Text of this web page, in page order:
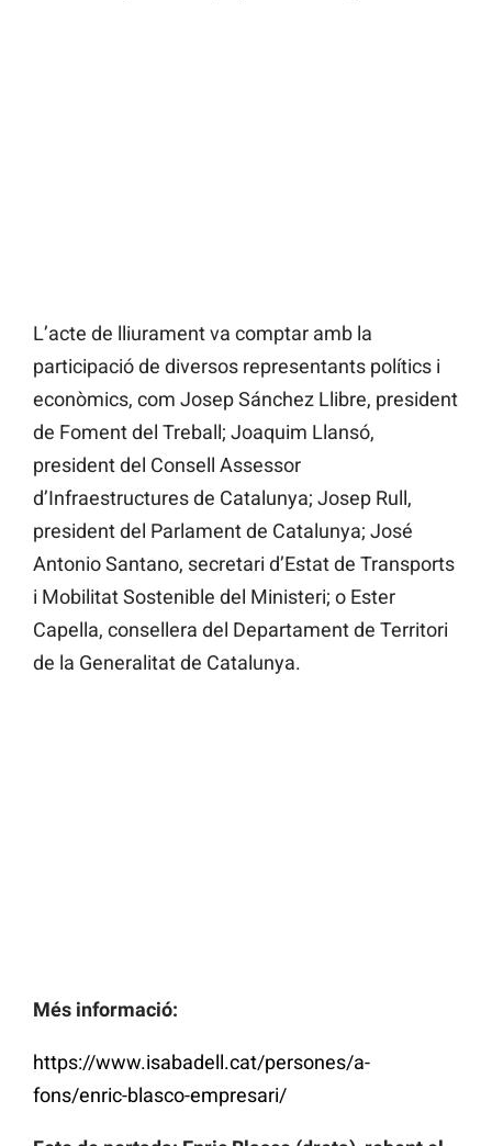
L’acte de lliurament va comptar amb la
participació de diversos representants polítics i
econòmics, com Josep Sánchez Llibre, president
de Foment del Treball; Joaquim Llansó,
president del Consell Assessor
d’Infraestructures de Catalunya; Josep Rull,
president del Parlament de Catalunya; José
Antonio Santano, secretari d’Estat de Transports
i Mobilitat Sostenible del Ministeri; o Ester
Capella, consellera del Departament de Territori
de la Generalitat de Catalunya.
Més informació:
https://www.isabadell.cat/persones/a-
fons/enric-blasco-empresari/